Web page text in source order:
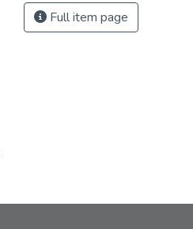
Full item page